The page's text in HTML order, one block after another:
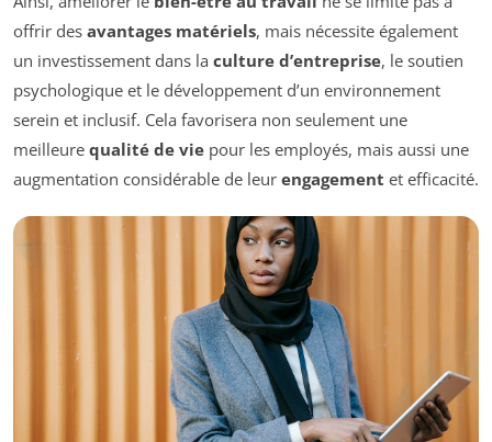
offrir des avantages matériels, mais nécessite également
un investissement dans la culture d’entreprise, le soutien
psychologique et le développement d’un environnement
serein et inclusif. Cela favorisera non seulement une
meilleure qualité de vie pour les employés, mais aussi une
augmentation considérable de leur engagement et efficacité.